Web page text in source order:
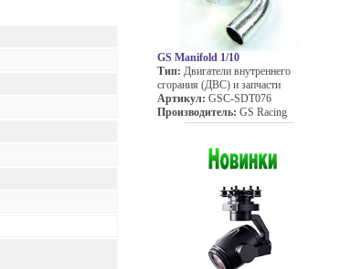
GS Manifold 1/10
Тип: Двигатели внутреннего
сгорания (ДВС) и запчасти
Артикул: GSC-SDT076
Производитель: GS Racing